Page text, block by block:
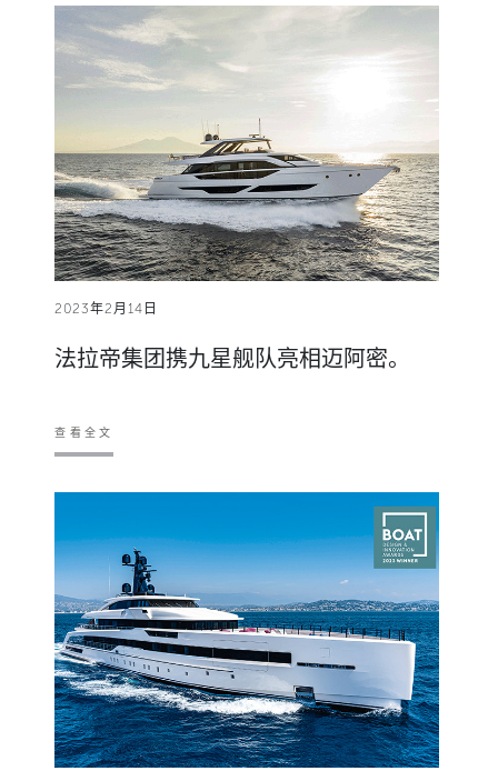
2023年2月14日
法拉帝集团携九星舰队亮相迈阿密。
查看全文